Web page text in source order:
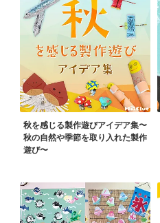
秋を感じる製作遊びアイデア集〜
秋の自然や季節を取り入れた製作
遊び〜